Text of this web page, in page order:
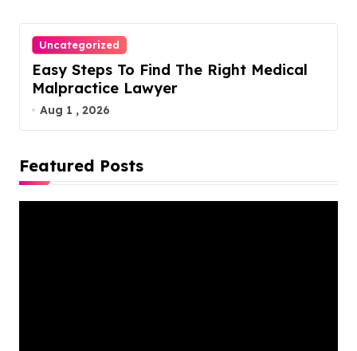
Uncategorized
Easy Steps To Find The Right Medical
Malpractice Lawyer
Aug 1 , 2026
Featured Posts